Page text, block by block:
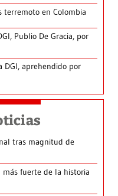
terremoto en Colombia
Publio De Gracia, por
DGI, aprehendido por
tras magnitud de
más fuerte de la historia